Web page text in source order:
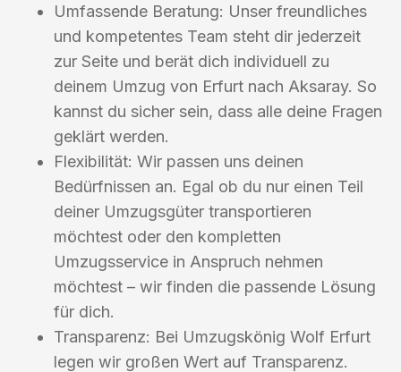
Umfassende Beratung: Unser freundliches
und kompetentes Team steht dir jederzeit
zur Seite und berät dich individuell zu
deinem Umzug von Erfurt nach Aksaray. So
kannst du sicher sein, dass alle deine Fragen
geklärt werden.
Flexibilität: Wir passen uns deinen
Bedürfnissen an. Egal ob du nur einen Teil
deiner Umzugsgüter transportieren
möchtest oder den kompletten
Umzugsservice in Anspruch nehmen
möchtest – wir finden die passende Lösung
für dich.
Transparenz: Bei Umzugskönig Wolf Erfurt
legen wir großen Wert auf Transparenz.